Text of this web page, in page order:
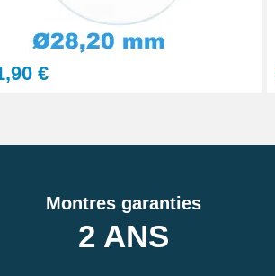
€
Montres garanties
2 ANS